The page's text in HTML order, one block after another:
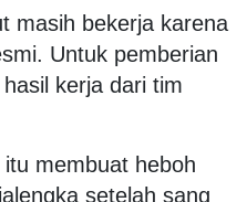
masih bekerja karena
Untuk pemberian
kerja dari tim
membuat heboh
setelah sang